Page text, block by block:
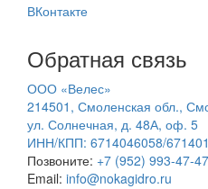
ВКонтакте
Обратная связь
ООО «Велес»
214501, Смоленская обл.,
ул. Солнечная, д. 48А, оф. 5
ИНН/КПП: 6714046058/
Позвоните: +7 (952) 993-47-47
Email: info@nokagidro.ru